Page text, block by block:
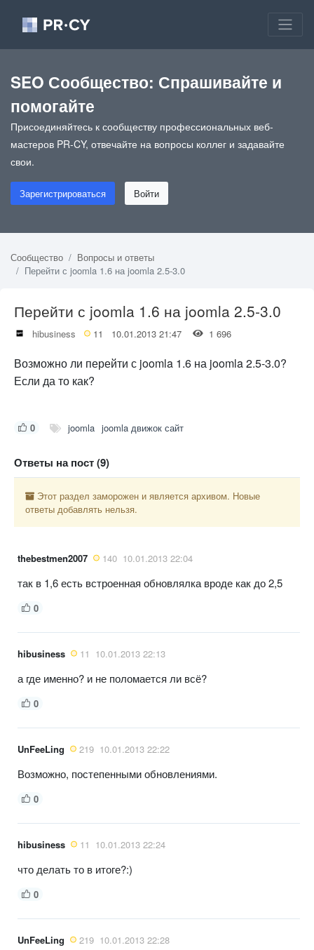
SEO Сообщество: Спрашивайте и
помогайте
Присоединяйтесь к сообществу профессиональных веб-
мастеров PR-CY, отвечайте на вопросы коллег и задавайте
свои.
Зарегистрироваться Войти
Сообщество
Вопросы и ответы
Перейти с joomla 1.6 на joomla 2.5-3.0
Перейти с joomla 1.6 на joomla 2.5-3.0
hibusiness 11 10.01.2013 21:47 1 696
Возможно ли перейти с joomla 1.6 на joomla 2.5-3.0?
Если да то как?
0 joomla joomla движок сайт
Ответы на пост (9)
Этот раздел заморожен и является архивом. Новые
ответы добавлять нельзя.
thebestmen2007 140 10.01.2013 22:04
так в 1,6 есть встроенная обновлялка вроде как до 2,5
0
hibusiness 11 10.01.2013 22:13
а где именно? и не поломается ли всё?
0
UnFeeLing 219 10.01.2013 22:22
Возможно, постепенными обновлениями.
0
hibusiness 11 10.01.2013 22:24
что делать то в итоге?:)
0
UnFeeLing 219 10.01.2013 22:28